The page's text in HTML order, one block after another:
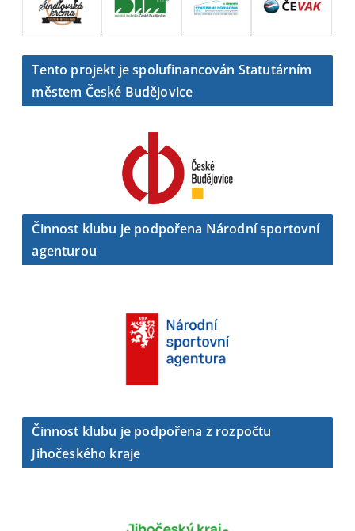
Tento projekt je spolufinancován Statutárním
městem České Budějovice
Činnost klubu je podpořena Národní sportovní
agenturou
Činnost klubu je podpořena z rozpočtu
Jihočeského kraje